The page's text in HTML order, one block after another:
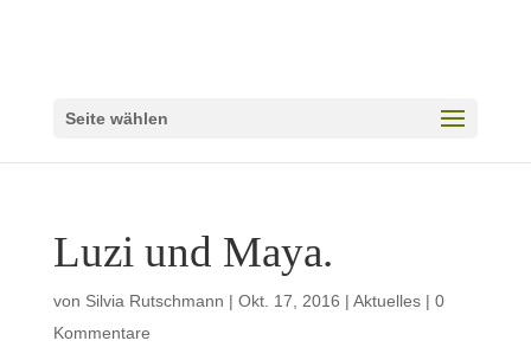
Seite wählen
Luzi und Maya.
von Silvia Rutschmann | Okt. 17, 2016 | Aktuelles| 0
Kommentare